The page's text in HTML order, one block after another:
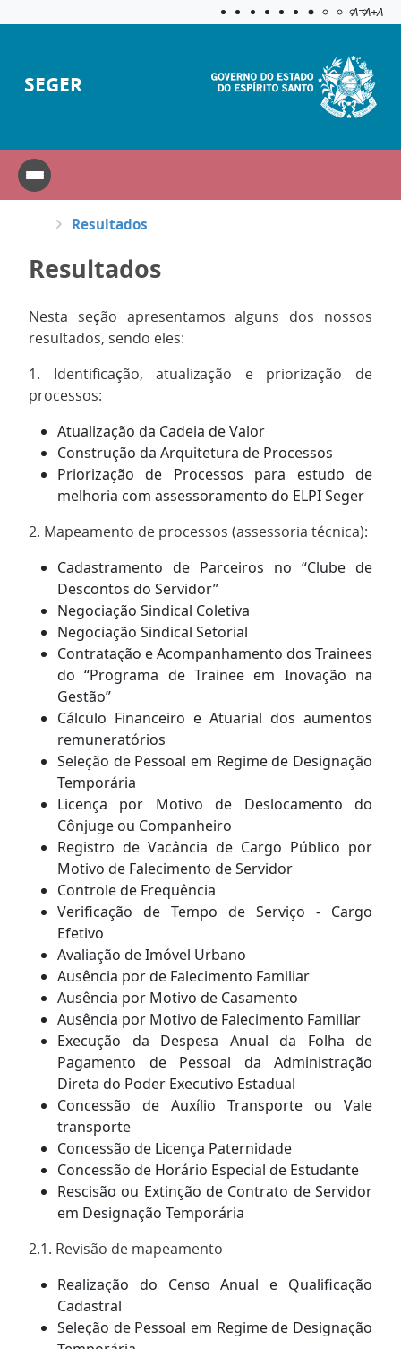
Aplicar
A=A+A-
SEGER
Resultados
Resultados
Nesta seção apresentamos alguns dos nossos
resultados, sendo eles:
1. Identificação, atualização e priorização de
processos:
Atualização da Cadeia de Valor
Construção da Arquitetura de Processos
Priorização de Processos para estudo de
melhoria com assessoramento do ELPI Seger
2. Mapeamento de processos (assessoria técnica):
Cadastramento de Parceiros no “Clube de
Descontos do Servidor”
Negociação Sindical Coletiva
Negociação Sindical Setorial
Contratação e Acompanhamento dos Trainees
do “Programa de Trainee em Inovação na
Gestão”
Cálculo Financeiro e Atuarial dos aumentos
remuneratórios
Seleção de Pessoal em Regime de Designação
Temporária
Licença por Motivo de Deslocamento do
Cônjuge ou Companheiro
Registro de Vacância de Cargo Público por
Motivo de Falecimento de Servidor
Controle de Frequência
Verificação de Tempo de Serviço - Cargo
Efetivo
Avaliação de Imóvel Urbano
Ausência por de Falecimento Familiar
Ausência por Motivo de Casamento
Ausência por Motivo de Falecimento Familiar
Execução da Despesa Anual da Folha de
Pagamento de Pessoal da Administração
Direta do Poder Executivo Estadual
Concessão de Auxílio Transporte ou Vale
transporte
Concessão de Licença Paternidade
Concessão de Horário Especial de Estudante
Rescisão ou Extinção de Contrato de Servidor
em Designação Temporária
2.1. Revisão de mapeamento
Realização do Censo Anual e Qualificação
Cadastral
Seleção de Pessoal em Regime de Designação